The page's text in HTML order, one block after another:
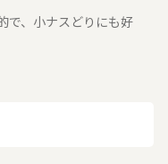
で、小ナスどりにも好